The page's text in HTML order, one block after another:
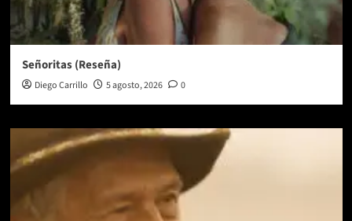
Señoritas (Reseña)
Diego Carrillo 5 agosto, 2026 0